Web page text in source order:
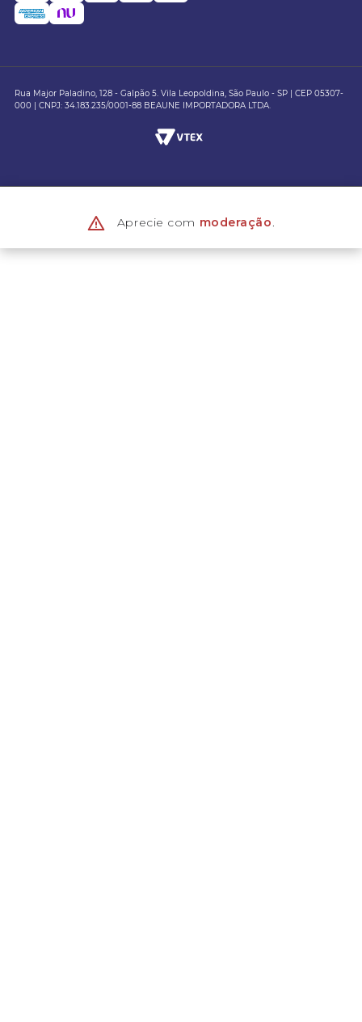
Rua Major Paladino, 128 - Galpão 5. Vila Leopoldina, São Paulo - SP | CEP 05307-
000 | CNPJ: 34.183.235/0001-88 BEAUNE IMPORTADORA LTDA.
Aprecie com moderação.